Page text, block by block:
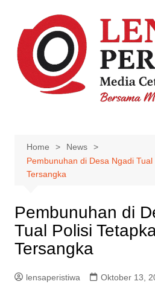
content
Home
News
Pembunuhan di Desa Ngadi
Tersangka
Pembunuhan di
Tual Polisi
Tersangka
lensaperistiwa Oktober 13,